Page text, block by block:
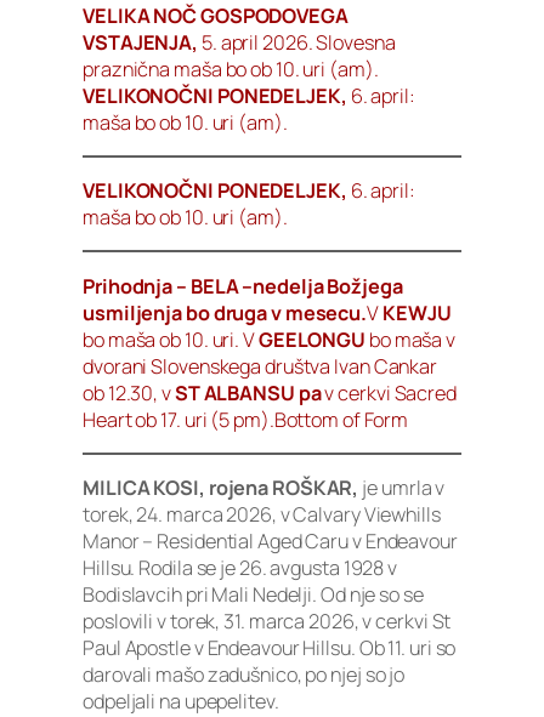
VELIKA NOČ GOSPODOVEGA
VSTAJENJA, 5. april 2026. Slovesna
praznična maša bo ob 10. uri (am).
VELIKONOČNI PONEDELJEK, 6. april:
maša bo ob 10. uri (am).
VELIKONOČNI PONEDELJEK, 6. april:
maša bo ob 10. uri (am).
Prihodnja – BELA –nedelja Božjega
usmiljenja bo druga v mesecu.VKEWJU
bo maša ob 10. uri. VGEELONGU bo maša v
dvorani Slovenskega društva Ivan Cankar
ob 12.30, vST ALBANSU pav cerkvi Sacred
Heart ob 17. uri (5 pm).Bottom of Form
MILICA KOSI, rojena ROŠKAR, je umrla v
torek, 24. marca 2026, v Calvary Viewhills
Manor – Residential Aged Caru v Endeavour
Hillsu. Rodila se je 26. avgusta 1928 v
Bodislavcih pri Mali Nedelji. Od nje so se
poslovili v torek, 31. marca 2026, v cerkvi St
Paul Apostle v Endeavour Hillsu. Ob 11. uri so
darovali mašo zadušnico, po njej so jo
odpeljali na upepelitev.